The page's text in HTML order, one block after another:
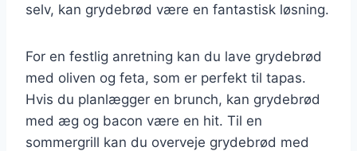
selv, kan grydebrød være en fantastisk løsning.
For en festlig anretning kan du lave grydebrød
med oliven og feta, som er perfekt til tapas.
Hvis du planlægger en brunch, kan grydebrød
med æg og bacon være en hit. Til en
sommergrill kan du overveje grydebrød med